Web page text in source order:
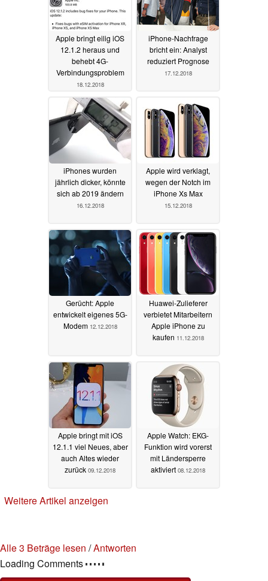
Apple bringt eilig iOS
12.1.2 heraus und
behebt 4G-
Verbindungsproblem
18.12.2018
iPhone-Nachfrage
bricht ein: Analyst
reduziert Prognose
17.12.2018
iPhones wurden
jährlich dicker, könnte
sich ab 2019 ändern
16.12.2018
Apple wird verklagt,
wegen der Notch im
iPhone Xs Max
15.12.2018
Gerücht: Apple
entwickelt eigenes 5G-
Modem 12.12.2018
Huawei-Zulieferer
verbietet Mitarbeitern
Apple iPhone zu
kaufen 11.12.2018
Apple bringt mit iOS
12.1.1 viel Neues, aber
auch Altes wieder
zurück 09.12.2018
Apple Watch: EKG-
Funktion wird vorerst
mit Ländersperre
aktiviert 08.12.2018
Weitere Artikel anzeigen
Alle 3 Beträge lesen /Antworten
Loading Comments